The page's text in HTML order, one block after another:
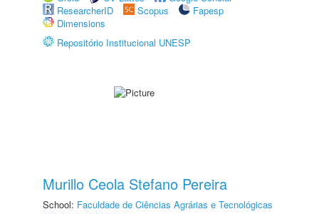
ResearcherID
Scopus
Fapesp
Dimensions
Repositório Institucional UNESP
Murillo Ceola Stefano Pereira
School: Faculdade de Ciências Agrárias e Tecnológicas